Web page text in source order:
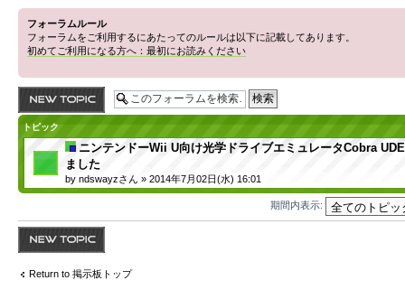
フォーラムルール
フォーラムをご利用するにあたってのルールは以下に記載してあります。
初めてご利用になる方へ：最初にお読みください
トピック
ニンテンドーWii U向け光学ドライブエミュレータCobra
ました
by ndswayzさん » 2014年7月02日(水) 16:01
期間内表示:
Return to 掲示板トップ